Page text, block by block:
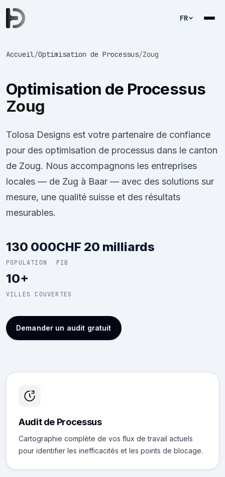
FR
Accueil/Optimisation de Processus/Zoug
Optimisation de Processus
Zoug
Tolosa Designs est votre partenaire de confiance
pour des optimisation de processus dans le canton
de Zoug. Nous accompagnons les entreprises
locales — de Zug à Baar — avec des solutions sur
mesure, une qualité suisse et des résultats
mesurables.
130 000
POPULATION
CHF 20 milliards
PIB
10+
VILLES COUVERTES
Demander un audit gratuit
Audit de Processus
Cartographie complète de vos flux de travail actuels
pour identifier les inefficacités et les points de blocage.